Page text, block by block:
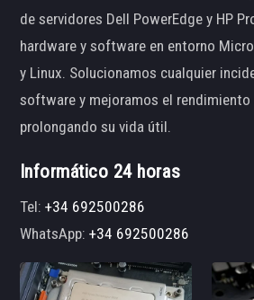
de servidores Dell PowerEdge y HP
hardware y software en entorno
y Linux. Solucionamos cualquier
software y mejoramos el rendimiento
prolongando su vida útil.
Informático 24 horas
Tel:+34 692500286
WhatsApp:+34 692500286